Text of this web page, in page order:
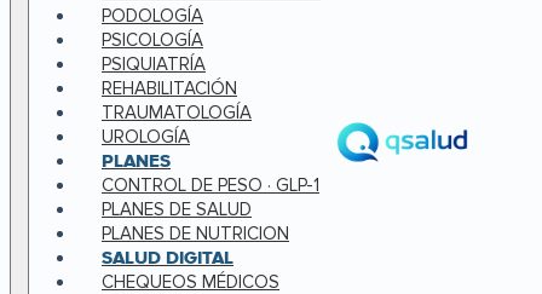
PODOLOGÍA
PSICOLOGÍA
PSIQUIATRÍA
REHABILITACIÓN
TRAUMATOLOGÍA
UROLOGÍA
PLANES
CONTROL DE PESO · GLP-1
PLANES DE SALUD
PLANES DE NUTRICION
SALUD DIGITAL
CHEQUEOS MÉDICOS